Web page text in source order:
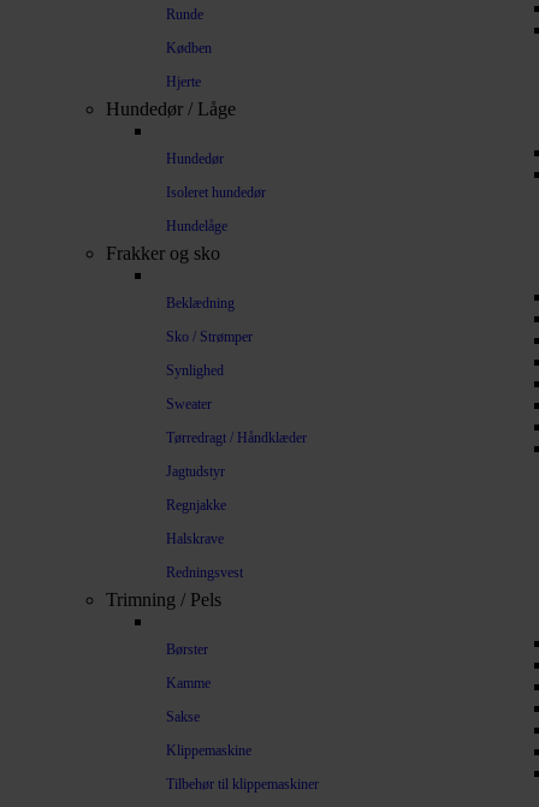
Runde
Kødben
Hjerte
Hundedør / Låge
Hundedør
Isoleret hundedør
Hundelåge
Frakker og sko
Beklædning
Sko / Strømper
Synlighed
Sweater
Tørredragt / Håndklæder
Jagtudstyr
Regnjakke
Halskrave
Redningsvest
Trimning / Pels
Børster
Kamme
Sakse
Klippemaskine
Tilbehør til klippemaskiner